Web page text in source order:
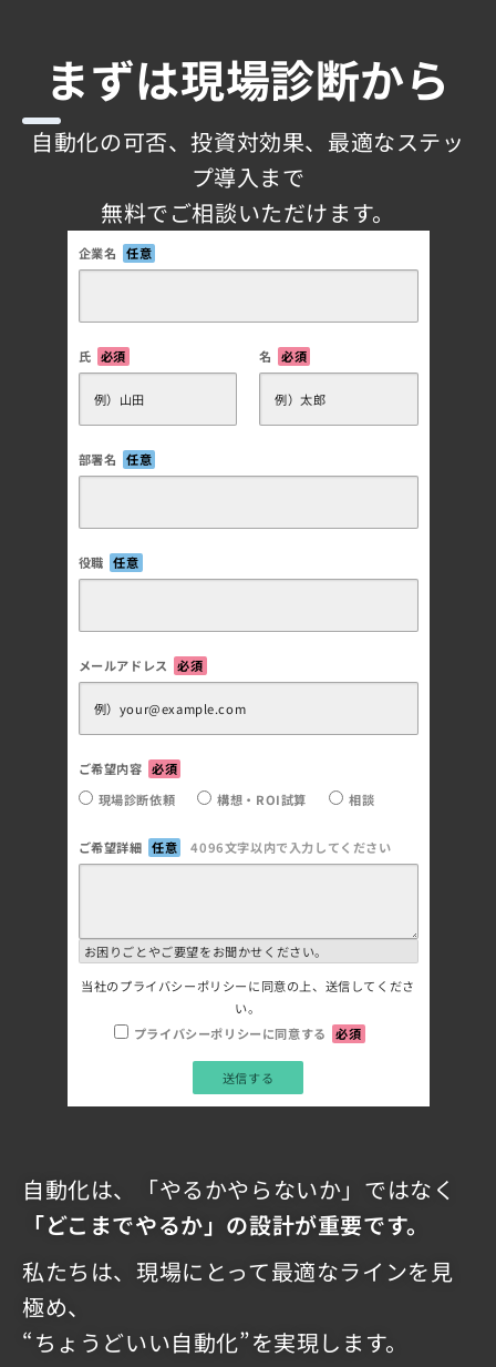
まずは現場診断から
自動化の可否、投資対効果、最適なステッ
プ導入まで
無料でご相談いただけます。
企業名 任意
氏 必須 名 必須
部署名 任意
役職 任意
メールアドレス 必須
ご希望内容 必須
現場診断依頼
構想・ROI試算 相談
ご希望詳細 任意 4096文字以内で入力してください
お困りごとやご要望をお聞かせください。
当社のプライバシーポリシーに同意の上、送信してくださ
い。
プライバシーポリシーに同意する
必須
自動化は、「やるかやらないか」ではなく
「どこまでやるか」の設計が重要です。
私たちは、現場にとって最適なラインを見
極め、
“ちょうどいい自動化”を実現します。